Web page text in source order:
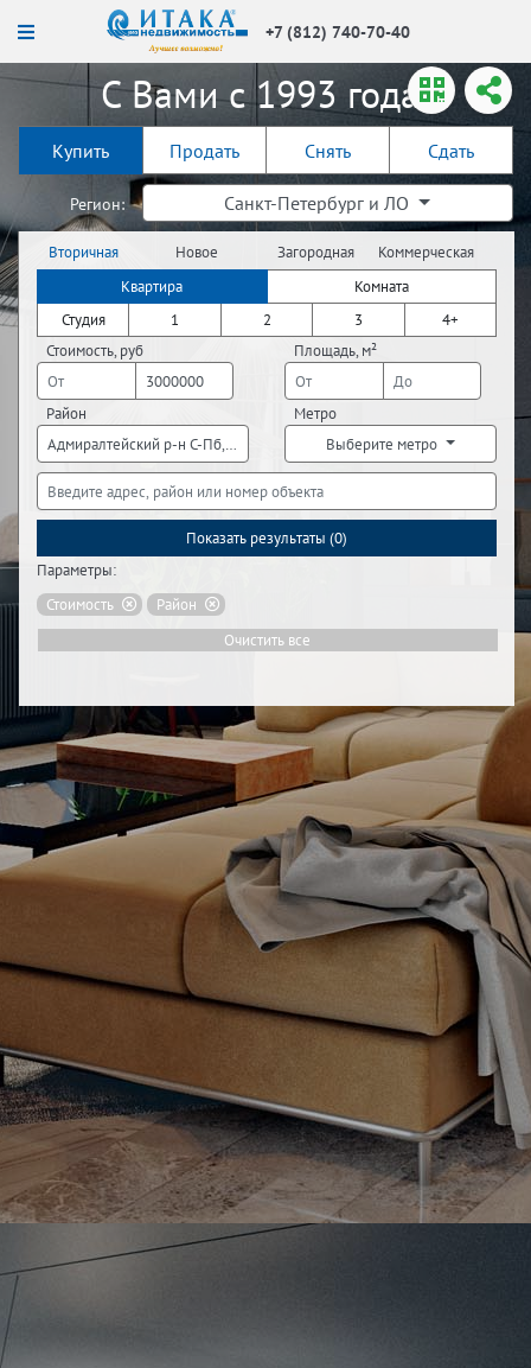
+7 (812) 740-70-40
С Вами с 1993 года!
Купить Продать Снять Сдать
Регион: Санкт-Петербург и ЛО
Вторичная
недвижимость
Новое
строительство
Загородная
недвижимость
Коммерческая
недвижимость
Квартира
Комната
Студия
1 2 3
4+
Стоимость, руб
Площадь, м²
Район
Адмиралтейский р-н С-Пб, Василеостровский р-н С-Пб, Выборгский
Метро
Выберите метро
Показать результаты (0)
Параметры:
Стоимость
Район
Очистить все